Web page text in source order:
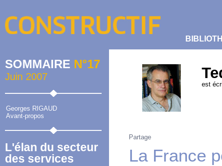
SOMMAIRE N°17
Juin 2007
Georges RIGAUD
Avant-propos
L'élan du secteur
des services
est
Partage
La France